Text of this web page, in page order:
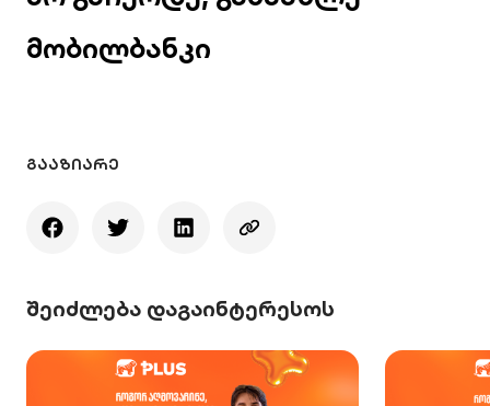
მობილბანკი
ᲒᲐᲐᲖᲘᲐᲠᲔ
შეიძლება დაგაინტერესოს